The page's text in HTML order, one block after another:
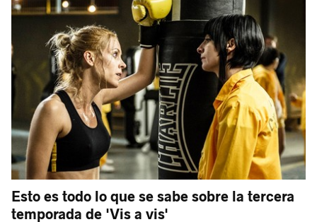
Esto es todo lo que se sabe sobre la tercera
temporada de 'Vis a vis'